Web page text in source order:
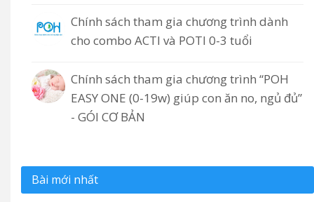
Chính sách tham gia chương trình dành
cho combo ACTI và POTI 0-3 tuổi
Chính sách tham gia chương trình “POH
EASY ONE (0-19w) giúp con ăn no, ngủ đủ”
- GÓI CƠ BẢN
Bài mới nhất